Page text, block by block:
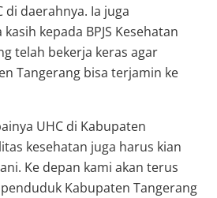
di daerahnya. Ia juga
kepada BPJS Kesehatan
telah bekerja keras agar
Tangerang bisa terjamin ke
UHC di Kabupaten
kesehatan juga harus kian
Ke depan kami akan terus
Kabupaten Tangerang